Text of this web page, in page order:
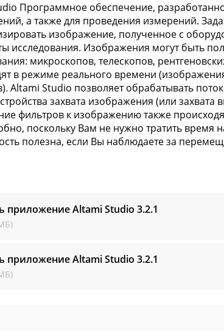
Программное обеспечение,
а также для проведения измерений.
изображение, полученное с
исследования. Изображения могут быть
микроскопов, телескопов,
в режиме реального времени
Altami Studio позволяет обрабатывать
захвата изображения (или
фильтров к изображению также
поскольку Вам не нужно тратить время
полезна, если Вы наблюдаете за
приложение Altami Studio 3.2.1
приложение Altami Studio 3.2.1